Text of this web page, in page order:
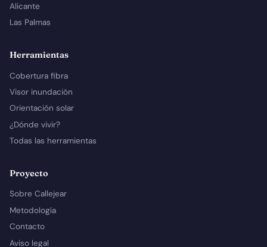
Alicante
Las Palmas
Herramientas
Cobertura fibra
Visor inundación
Orientación solar
¿Dónde vivir?
Todas las herramientas
Proyecto
Sobre Callejear
Metodología
Contacto
Aviso legal